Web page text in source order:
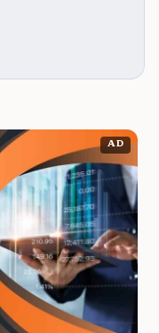
AD